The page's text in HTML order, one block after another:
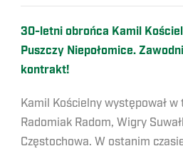
30-letni obrońca Kamil
Puszczy Niepołomice.
kontrakt!
Kamil Kościelny występował w
Radomiak Radom, Wigry
Częstochowa. W ostanim